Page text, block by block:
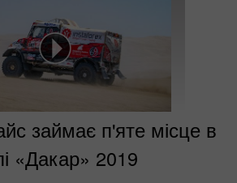
займає п'яте місце в
«Дакар» 2019